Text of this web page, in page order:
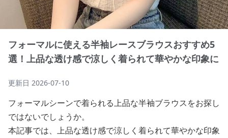
フォーマルに使える半袖レースブラウスおすすめ5
選！上品な透け感で涼しく着られて華やかな印象に
更新日 2026-07-10
フォーマルシーンで着られる上品な半袖ブラウスをお探し
ではないでしょうか。
本記事では、上品な透け感で涼しく着られて華やかな印象